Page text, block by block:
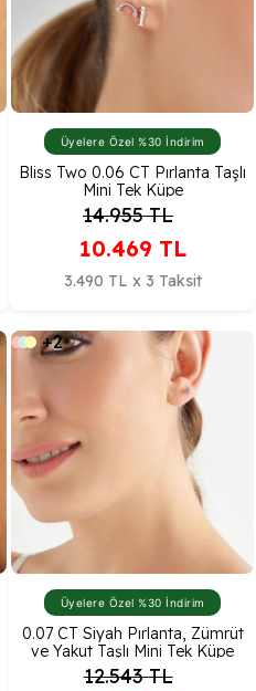
Üyelere Özel %30 İndirim
Bliss Two 0.06 CT Pırlanta Taşlı
Mini Tek Küpe
14.955TL
10.469 TL
3.490 TL x 3 Taksit
+2
Üyelere Özel %30 İndirim
0.07 CT Siyah Pırlanta, Zümrüt
ve Yakut Taşlı Mini Tek Küpe
12.543TL